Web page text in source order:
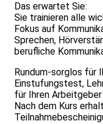
Das erwartet Sie:
Sie trainieren alle
Fokus auf
Sprechen,
berufliche
Rundum-sorglos für
Einstufungstest,
für Ihren Arbeitgeber
Nach dem Kurs